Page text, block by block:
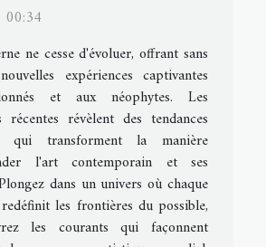
ne cesse d'évoluer, offrant sans
expériences captivantes
et aux néophytes. Les
récentes révèlent des tendances
qui transforment la manière
l'art contemporain et ses
dans un univers où chaque
les frontières du possible,
les courants qui façonnent